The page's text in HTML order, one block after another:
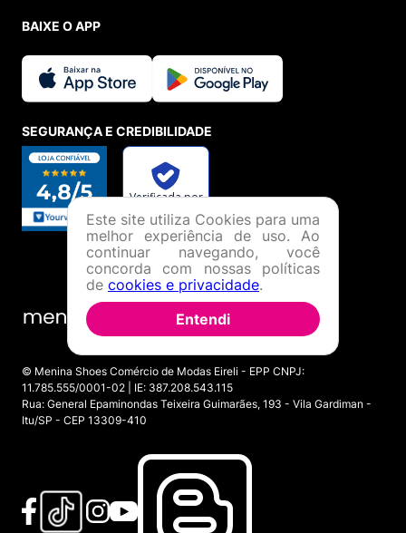
BAIXE O APP
SEGURANÇA E CREDIBILIDADE
© Menina Shoes Comércio de Modas Eireli - EPP CNPJ:
11.785.555/0001-02 | IE: 387.208.543.115
Rua: General Epaminondas Teixeira Guimarães, 193 - Vila Gardiman -
Itu/SP - CEP 13309-410
Este site utiliza Cookies para uma
melhor experiência de uso. Ao
continuar navegando, você
concorda com nossas políticas
de cookies e privacidade.
Entendi